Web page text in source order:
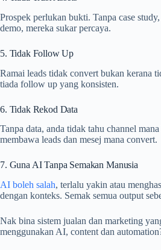
Prospek perlukan bukti. Tanpa case
demo, mereka sukar percaya.
5. Tidak Follow Up
Ramai leads tidak convert bukan kerana
tiada follow up yang konsisten.
6. Tidak Rekod Data
Tanpa data, anda tidak tahu channel
membawa leads dan mesej mana convert.
7. Guna AI Tanpa Semakan Manusia
AI boleh salah, terlalu yakin atau
dengan konteks. Semak semua output
Nak bina sistem jualan dan marketing
menggunakan AI, content dan